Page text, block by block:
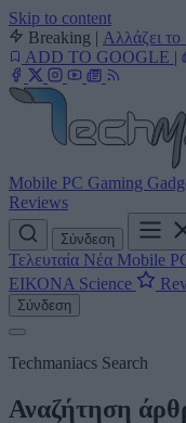
Skip to content
Breaking | Αλλάζει
ADD TO GOOGLE |
Mobile PC Gaming
Reviews
Σύνδεση
Τελευταία Νέα Mobile
ΕΙΚΟΝΑ Science
Σύνδεση
Techmaniacs Search
Αναζήτηση